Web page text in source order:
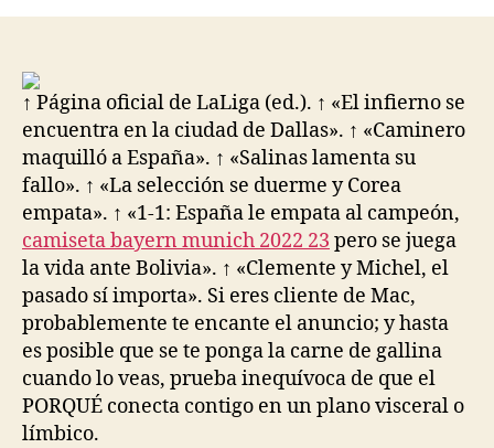
↑ Página oficial de LaLiga (ed.). ↑ «El infierno se
encuentra en la ciudad de Dallas». ↑ «Caminero
maquilló a España». ↑ «Salinas lamenta su
fallo». ↑ «La selección se duerme y Corea
empata». ↑ «1-1: España le empata al campeón,
camiseta bayern munich 2022 23 pero se juega
la vida ante Bolivia». ↑ «Clemente y Michel, el
pasado sí importa». Si eres cliente de Mac,
probablemente te encante el anuncio; y hasta
es posible que se te ponga la carne de gallina
cuando lo veas, prueba inequívoca de que el
PORQUÉ conecta contigo en un plano visceral o
límbico.